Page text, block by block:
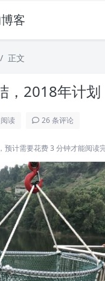
客
正文
，2018年计划
读 26 条评论
计需要花费 3 分钟才能阅读完